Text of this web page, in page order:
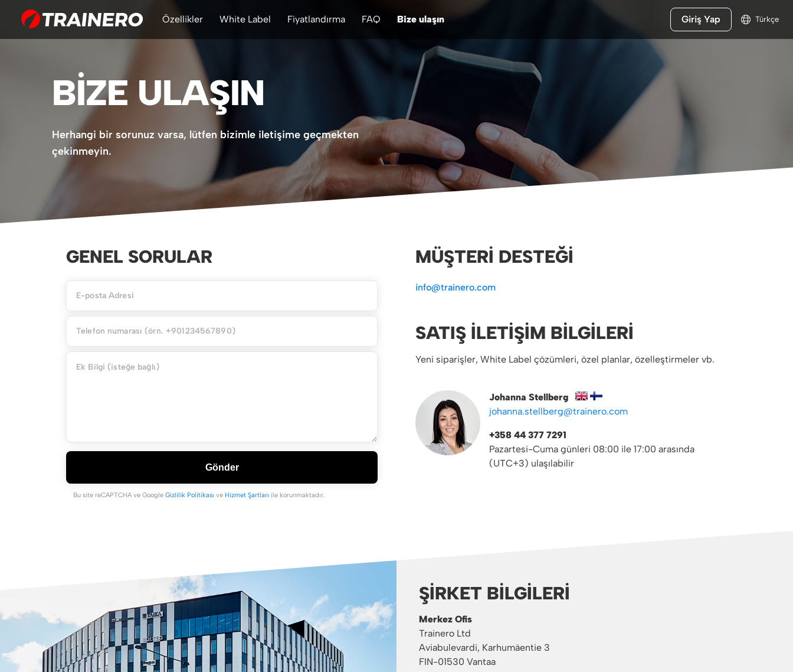
Özellikler White Label Fiyatlandırma FAQ Bize ulaşın Giriş Yap Türkçe
BIZE ULAŞIN
Herhangi bir sorunuz varsa, lütfen bizimle iletişime geçmekten
çekinmeyin.
GENEL SORULAR
Gönder
Bu site reCAPTCHA ve Google Gizlilik Politikası ve Hizmet Şartları ile korunmaktadır.
MÜŞTERI DESTEĞI
info@trainero.com
SATIŞ İLETIŞIM BILGILERI
Yeni siparişler, White Label çözümleri, özel planlar, özelleştirmeler vb.
Johanna Stellberg
johanna.stellberg@trainero.com
+358 44 377 7291
Pazartesi-Cuma günleri 08:00 ile 17:00 arasında
(UTC+3) ulaşılabilir
ŞIRKET BILGILERI
Merkez Ofis
Trainero Ltd
Aviabulevardi, Karhumäentie 3
FIN-01530 Vantaa